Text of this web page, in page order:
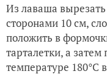
Из лаваша вырезать
сторонами 10 см,
положить в
тарталетки, а
температуре 180°C